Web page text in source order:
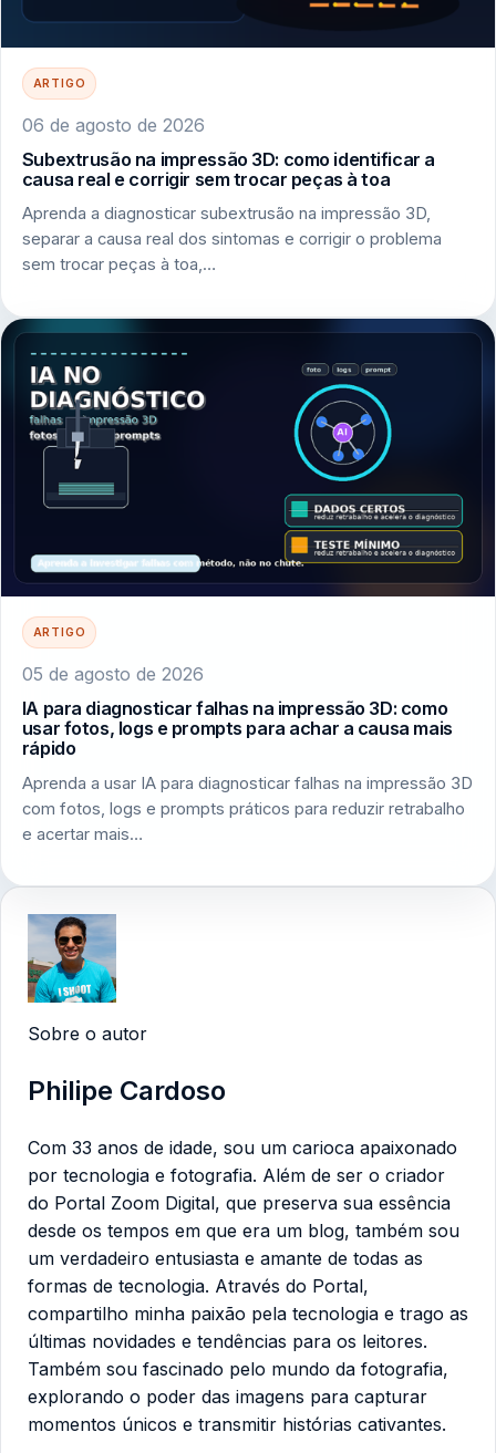
ARTIGO
06 de agosto de 2026
Subextrusão na impressão 3D: como identificar a
causa real e corrigir sem trocar peças à toa
Aprenda a diagnosticar subextrusão na impressão 3D,
separar a causa real dos sintomas e corrigir o problema
sem trocar peças à toa,…
ARTIGO
05 de agosto de 2026
IA para diagnosticar falhas na impressão 3D: como
usar fotos, logs e prompts para achar a causa mais
rápido
Aprenda a usar IA para diagnosticar falhas na impressão 3D
com fotos, logs e prompts práticos para reduzir retrabalho
e acertar mais…
Sobre o autor
Philipe Cardoso
Com 33 anos de idade, sou um carioca apaixonado
por tecnologia e fotografia. Além de ser o criador
do Portal Zoom Digital, que preserva sua essência
desde os tempos em que era um blog, também sou
um verdadeiro entusiasta e amante de todas as
formas de tecnologia. Através do Portal,
compartilho minha paixão pela tecnologia e trago as
últimas novidades e tendências para os leitores.
Também sou fascinado pelo mundo da fotografia,
explorando o poder das imagens para capturar
momentos únicos e transmitir histórias cativantes.